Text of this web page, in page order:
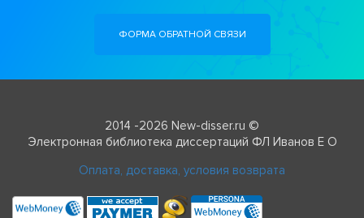
ФОРМА ОБРАТНОЙ СВЯЗИ
2014 -2026 New-disser.ru ©
Электронная библиотека диссертаций ФЛ Иванов Е О
Оплата, доставка, условия возврата